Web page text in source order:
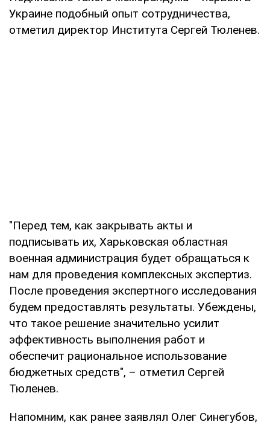
Украине подобный опыт сотрудничества,
отметил директор Института Сергей Тюленев.
"Перед тем, как закрывать акты и
подписывать их, Харьковская областная
военная администрация будет обращаться к
нам для проведения комплексных экспертиз.
После проведения экспертного исследования
будем предоставлять результаты. Убеждены,
что такое решение значительно усилит
эффективность выполнения работ и
обеспечит рациональное использование
бюджетных средств", – отметил Сергей
Тюленев.
Напомним, как ранее заявлял Олег Синегубов,